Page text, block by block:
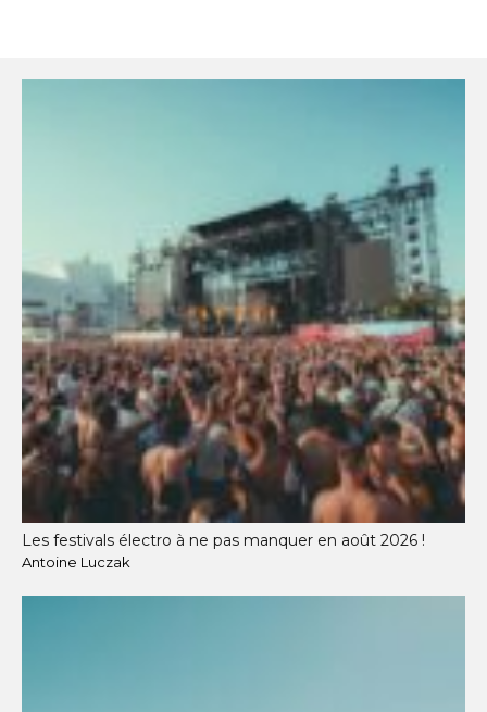
Les festivals électro à ne pas manquer en août 2026 !
Antoine Luczak